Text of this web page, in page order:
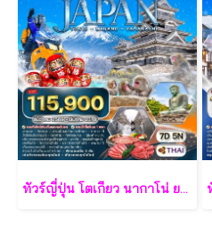
ทัวร์ญี่ปุ่น โตเกียว นากาโน่ ยามานาชิ 7 วัน - TG